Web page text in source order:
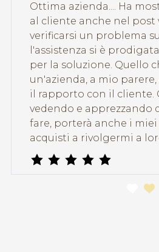
Letti in legno Made in
Italy, Made in Friuli! Sono
gente competente che
una piccola opera d'arte
qualità, sostenibilità e
rispetto per l'ambiente.